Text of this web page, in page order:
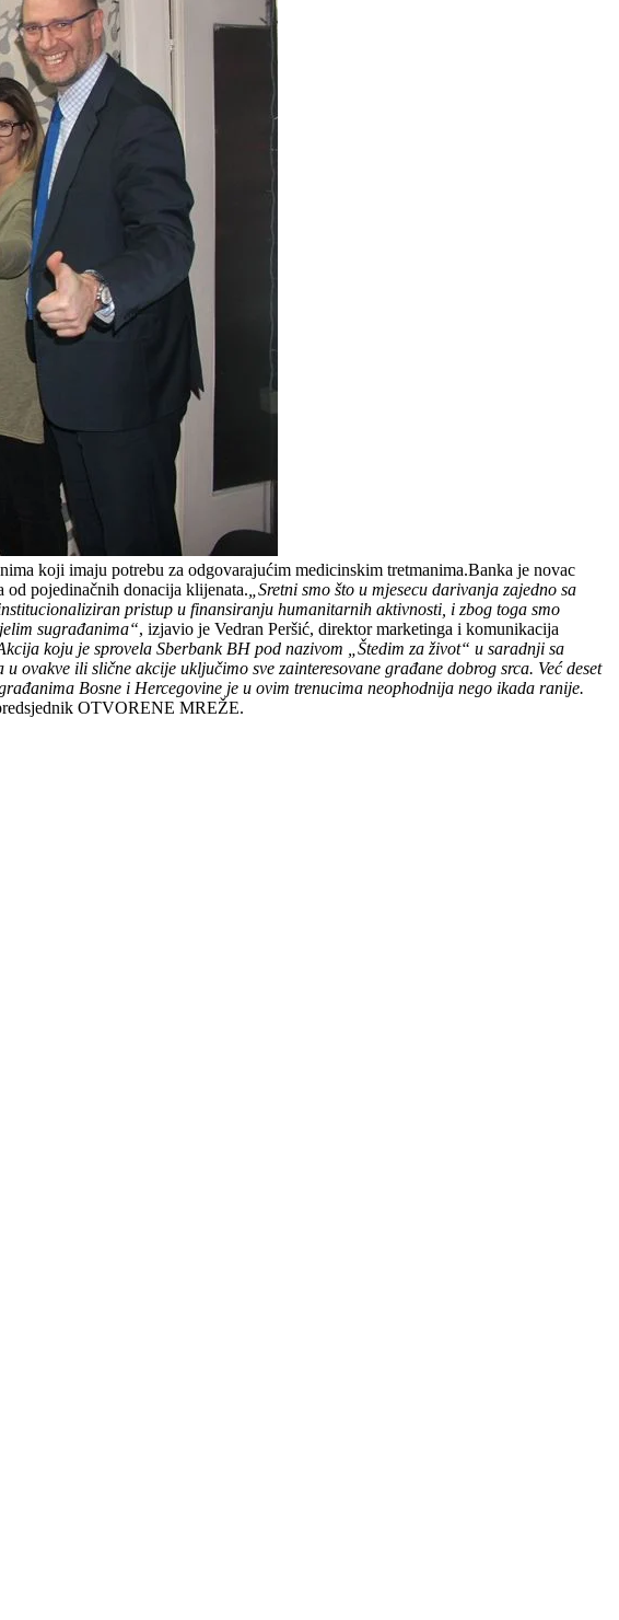
koji imaju potrebu za odgovarajućim medicinskim tretmanima.Banka je novac
pojedinačnih donacija klijenata. „Sretni smo što u mjesecu darivanja zajedno sa
pristup u finansiranju humanitarnih aktivnosti, i zbog toga smo
sugrađanima“, izjavio je Vedran Peršić, direktor marketinga i komunikacija
koju je sprovela Sberbank BH pod nazivom „Štedim za život“ u saradnji sa
ili slične akcije uključimo sve zainteresovane građane dobrog srca. Već deset
Bosne i Hercegovine je u ovim trenucima neophodnija nego ikada ranije.
OTVORENE MREŽE.